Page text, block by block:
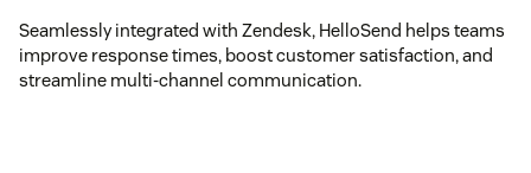
Seamlessly integrated with Zendesk, HelloSend helps teams
improve response times, boost customer satisfaction, and
streamline multi-channel communication.